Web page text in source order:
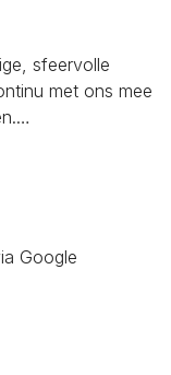
sfeervolle
met ons mee
Google